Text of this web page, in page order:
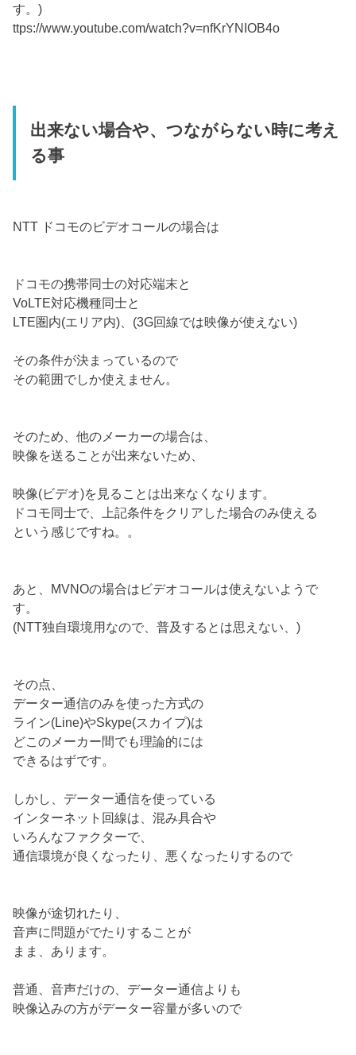
す。)
ttps://www.youtube.com/watch?v=nfKrYNIOB4o
出来ない場合や、つながらない時に考え
る事
NTT ドコモのビデオコールの場合は
ドコモの携帯同士の対応端末と
VoLTE対応機種同士と
LTE圏内(エリア内)、(3G回線では映像が使えない)
その条件が決まっているので
その範囲でしか使えません。
そのため、他のメーカーの場合は、
映像を送ることが出来ないため、
映像(ビデオ)を見ることは出来なくなります。
ドコモ同士で、上記条件をクリアした場合のみ使える
という感じですね。。
あと、MVNOの場合はビデオコールは使えないようで
す。
(NTT独自環境用なので、普及するとは思えない、)
その点、
データー通信のみを使った方式の
ライン(Line)やSkype(スカイプ)は
どこのメーカー間でも理論的には
できるはずです。
しかし、データー通信を使っている
インターネット回線は、混み具合や
いろんなファクターで、
通信環境が良くなったり、悪くなったりするので
映像が途切れたり、
音声に問題がでたりすることが
まま、あります。
普通、音声だけの、データー通信よりも
映像込みの方がデーター容量が多いので